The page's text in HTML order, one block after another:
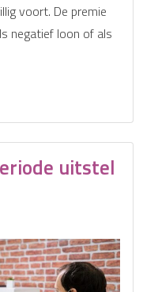
voort. De premie
negatief loon of als
uitstel